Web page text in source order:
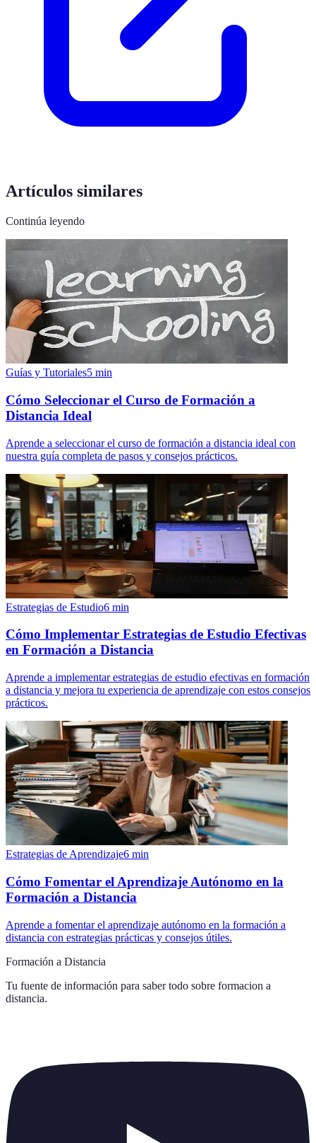
Artículos similares
Continúa leyendo
Guías y Tutoriales5 min
Cómo Seleccionar el Curso de Formación a
Distancia Ideal
Aprende a seleccionar el curso de formación a distancia ideal con
nuestra guía completa de pasos y consejos prácticos.
Estrategias de Estudio6 min
Cómo Implementar Estrategias de Estudio Efectivas
en Formación a Distancia
Aprende a implementar estrategias de estudio efectivas en formación
a distancia y mejora tu experiencia de aprendizaje con estos consejos
prácticos.
Estrategias de Aprendizaje6 min
Cómo Fomentar el Aprendizaje Autónomo en la
Formación a Distancia
Aprende a fomentar el aprendizaje autónomo en la formación a
distancia con estrategias prácticas y consejos útiles.
Formación a Distancia
Tu fuente de información para saber todo sobre formacion a
distancia.